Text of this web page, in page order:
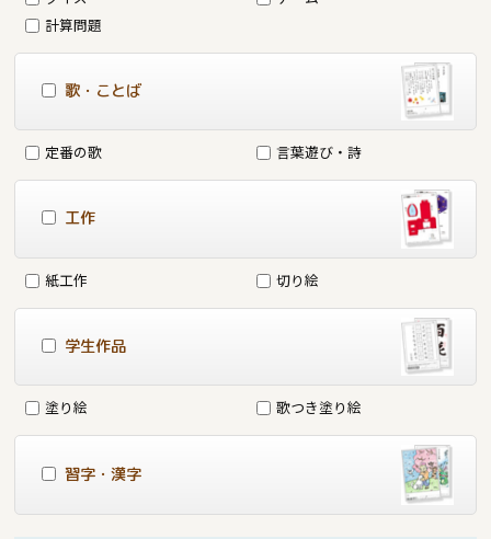
計算問題
歌・ことば
定番の歌 言葉遊び・詩
工作
紙工作 切り絵
学生作品
塗り絵 歌つき塗り絵
習字・漢字